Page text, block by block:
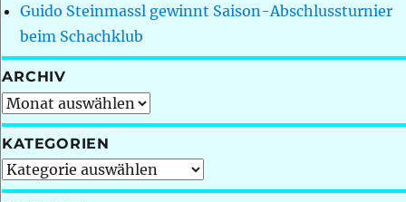
Guido Steinmassl gewinnt Saison-Abschlussturnier
beim Schachklub
ARCHIV
Archiv
KATEGORIEN
Kategorien